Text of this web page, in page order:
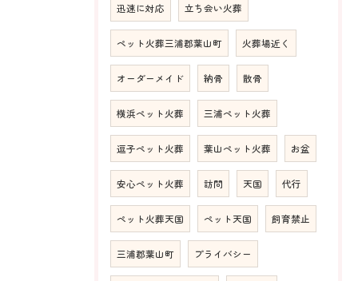
迅速に対応 立ち会い火葬
ペット火葬三浦郡葉山町 火葬場近く
オーダーメイド 納骨 散骨
横浜ペット火葬 三浦ペット火葬
逗子ペット火葬 葉山ペット火葬 お盆
安心ペット火葬 訪問 天国 代行
ペット火葬天国 ペット天国 飼育禁止
三浦郡葉山町 プライバシー